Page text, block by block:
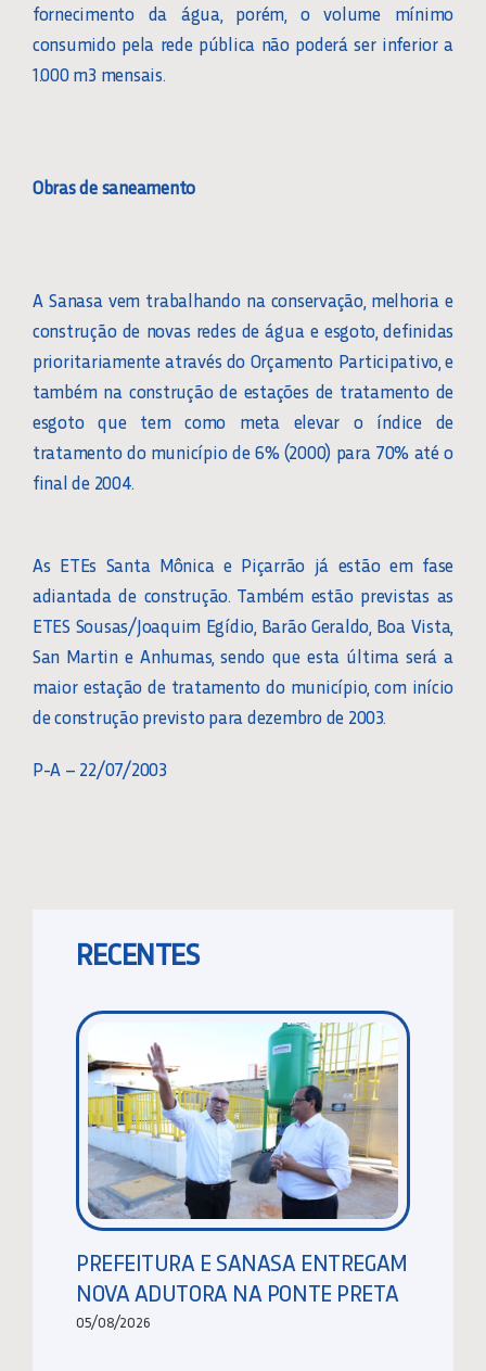
fornecimento da água, porém, o volume mínimo
consumido pela rede pública não poderá ser inferior a
1.000 m3 mensais.
Obras de saneamento
A Sanasa vem trabalhando na conservação, melhoria e
construção de novas redes de água e esgoto, definidas
prioritariamente através do Orçamento Participativo, e
também na construção de estações de tratamento de
esgoto que tem como meta elevar o índice de
tratamento do município de 6% (2000) para 70% até o
final de 2004.
As ETEs Santa Mônica e Piçarrão já estão em fase
adiantada de construção. Também estão previstas as
ETES Sousas/Joaquim Egídio, Barão Geraldo, Boa Vista,
San Martin e Anhumas, sendo que esta última será a
maior estação de tratamento do município, com início
de construção previsto para dezembro de 2003.
P-A – 22/07/2003
RECENTES
PREFEITURA E SANASA ENTREGAM
NOVA ADUTORA NA PONTE PRETA
05/08/2026